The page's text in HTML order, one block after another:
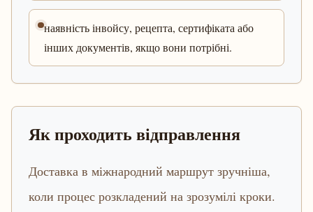
наявність інвойсу, рецепта, сертифіката або
інших документів, якщо вони потрібні.
Як проходить відправлення
Доставка в міжнародний маршрут зручніша,
коли процес розкладений на зрозумілі кроки.